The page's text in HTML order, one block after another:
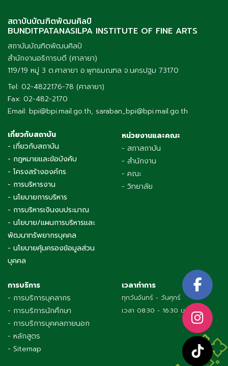
สถาบันบัณฑิตพัฒนศิลป์
BUNDITPATANASILPA INSTITUTE OF FINE ARTS
สถาบันบัณฑิตพัฒนศิลป์
สำนักงานอธิการบดี (ศาลายา)
119/19 หมู่ 3 ต.ศาลายา อ.พุทธมณฑล จ.นครปฐม 73170
Tel: 02-4822176-78 (ศาลายา)
Fax: 02-482-2170
Email: bpi@bpi.mail.go.th, saraban_bpi@bpi.mail.go.th
เกี่ยวกับสถาบัน
- เกี่ยวกับสถาบัน
- กฎหมายและข้อบังคับ
- โครงสร้างองค์กร
- การบริหารงาน
- นโยบายการบริหาร
- การบริหารเงินงบประมาณ
- นโยบาย/แผนการบริหารและ
พัฒนาทรัพยากรบุคคล
- นโยบายคุ้มครองข้อมูลส่วน
บุคคล
หน่วยงานและคณะ
- สภาสถาบัน
- สำนักงาน
- คณะ
- วิทยาลัย
การบริการ
- การบริการบุคลากร
- การบริการนักศึกษา
- การบริการบุคคลภายนอก
- หลักสูตร
- Sitemap
เวลาทำการ
ทุกวันจันทร์ - วันศุกร์
เวลา 08:30 - 16:30 น.